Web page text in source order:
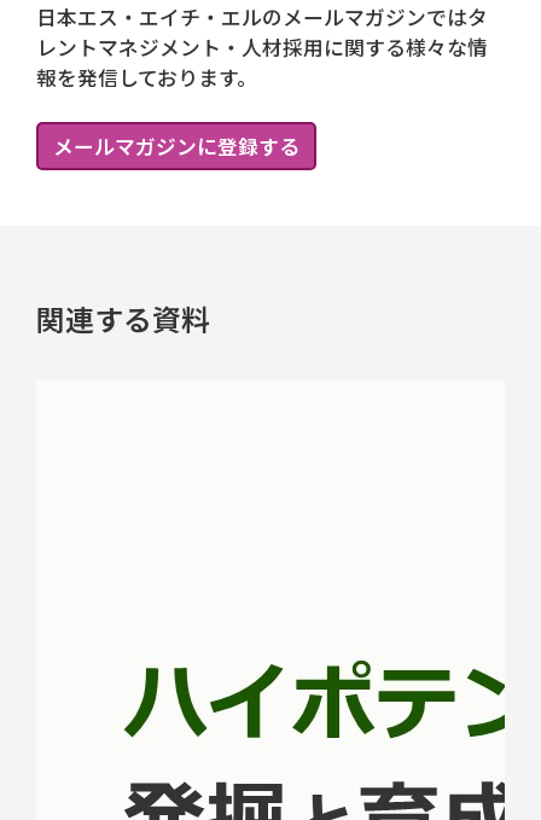
日本エス・エイチ・エルのメールマガジンではタ
レントマネジメント・人材採用に関する様々な情
報を発信しております。
メールマガジンに登録する
関連する資料